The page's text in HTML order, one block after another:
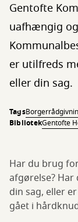
Gentofte
uafhængig
er utilfreds
eller din sag.
Tags
BibliotekGentofte
Har du brug
afgørelse?
din sag, eller
gået i